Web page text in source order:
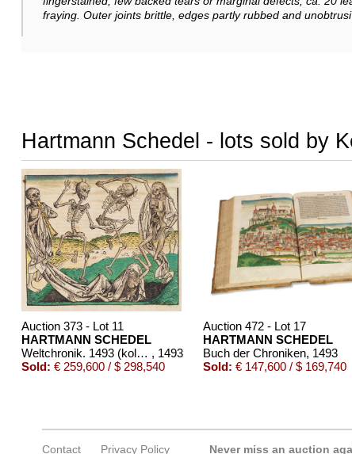
fraying. Outer joints brittle, edges partly rubbed and
Hartmann Schedel - lots sold by
Auction 373 - Lot 11
HARTMANN SCHEDEL
Weltchronik. 1493 (koloriert, dt. Ausgabe) , 1493
Sold: € 259,600 / $ 298,540
Auction 472 - Lot 17
HARTMANN SCHEDEL
Buch der Chroniken, 1493
Sold: € 147,600 / $ 169,740
Contact Privacy Policy Never miss an auction